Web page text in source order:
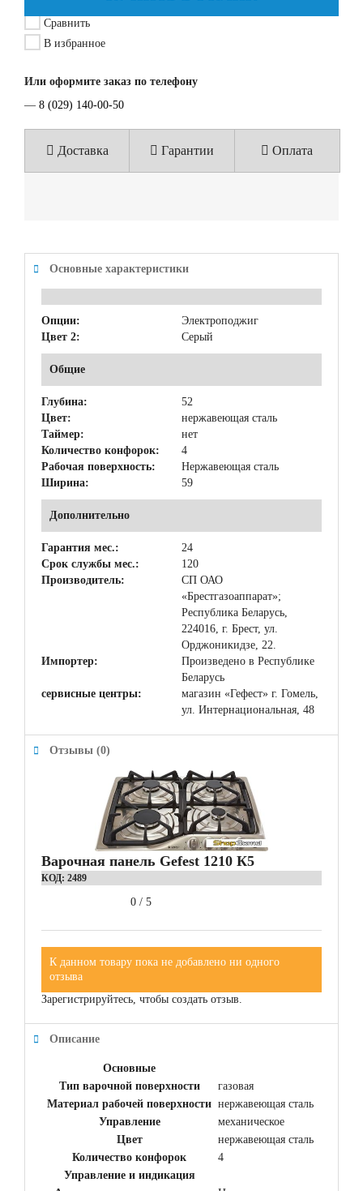
Сравнить
В избранное
Или оформите заказ по телефону
— 8 (029) 140-00-50
Доставка Гарантии Оплата
Основные характеристики
Опции:
Электроподжиг
Цвет 2:
Серый
Общие
Глубина:
52
Цвет:
нержавеющая сталь
Таймер:
нет
Количество конфорок:
4
Рабочая поверхность:
Нержавеющая сталь
Ширина:
59
Дополнительно
Гарантия мес.:
24
Срок службы мес.:
120
Производитель:
СП ОАО
«Брестгазоаппарат»;
Республика Беларусь,
224016, г. Брест, ул.
Орджоникидзе, 22.
Импортер:
Произведено в Республике
Беларусь
сервисные центры:
магазин «Гефест» г. Гомель,
ул. Интернациональная, 48
Отзывы (0)
Варочная панель Gefest 1210 К5
КОД: 2489
0 / 5
К данном товару пока не добавлено ни одного
отзыва
Зарегистрируйтесь, чтобы создать отзыв.
Описание
Основные
Тип варочной поверхности
газовая
Материал рабочей поверхности нержавеющая сталь
Управление
механическое
Цвет
нержавеющая сталь
Количество конфорок
4
Управление и индикация